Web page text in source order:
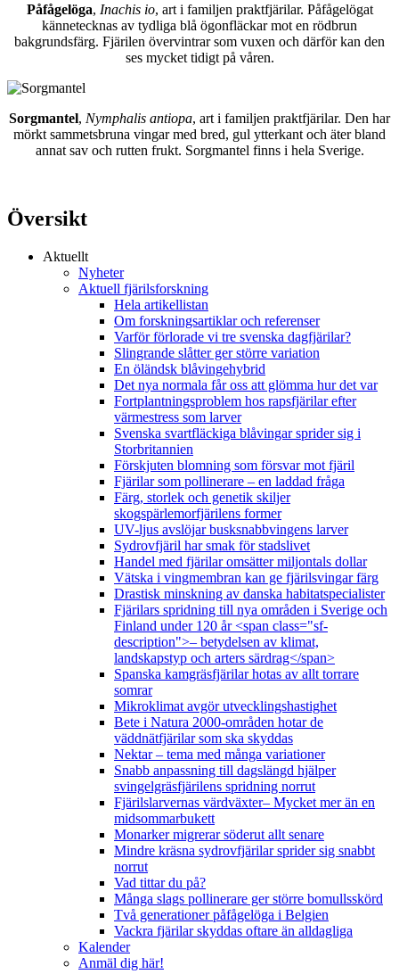
Påfågelöga, Inachis io, art i familjen praktfjärilar. Påfågelögat
kännetecknas av tydliga blå ögonfläckar mot en rödbrun
bakgrundsfärg. Fjärilen övervintrar som vuxen och därför kan den
ses mycket tidigt på våren.
Sorgmantel, Nymphalis antiopa, art i familjen praktfjärilar. Den har
mörkt sammetsbruna vingar med bred, gul ytterkant och äter bland
annat sav och rutten frukt. Sorgmantel finns i hela Sverige.
Översikt
Aktuellt
Nyheter
Aktuell fjärilsforskning
Hela artikellistan
Om forskningsartiklar och referenser
Varför förlorade vi tre svenska dagfjärilar?
Slingrande slåtter ger större variation
En öländsk blåvingehybrid
Det nya normala får oss att glömma hur det var
Fortplantningsproblem hos rapsfjärilar efter
värmestress som larver
Svenska svartfläckiga blåvingar sprider sig i
Storbritannien
Förskjuten blomning som försvar mot fjäril
Fjärilar som pollinerare – en laddad fråga
Färg, storlek och genetik skiljer
skogspärlemorfjärilens former
UV-ljus avslöjar busksnabbvingens larver
Sydrovfjäril har smak för stadslivet
Handel med fjärilar omsätter miljontals dollar
Vätska i vingmembran kan ge fjärilsvingar färg
Drastisk minskning av danska habitatspecialister
Fjärilars spridning till nya områden i Sverige och
Finland under 120 år <span class="sf-
description">– betydelsen av klimat,
landskapstyp och arters särdrag</span>
Spanska kamgräsfjärilar hotas av allt torrare
somrar
Mikroklimat avgör utvecklingshastighet
Bete i Natura 2000-områden hotar de
väddnätfjärilar som ska skyddas
Nektar – tema med många variationer
Snabb anpassning till dagslängd hjälper
svingelgräsfjärilens spridning norrut
Fjärilslarvernas värdväxter– Mycket mer än en
midsommarbukett
Monarker migrerar söderut allt senare
Mindre kräsna sydrovfjärilar sprider sig snabbt
norrut
Vad tittar du på?
Många slags pollinerare ger större bomullsskörd
Två generationer påfågelöga i Belgien
Vackra fjärilar skyddas oftare än alldagliga
Kalender
Anmäl dig här!